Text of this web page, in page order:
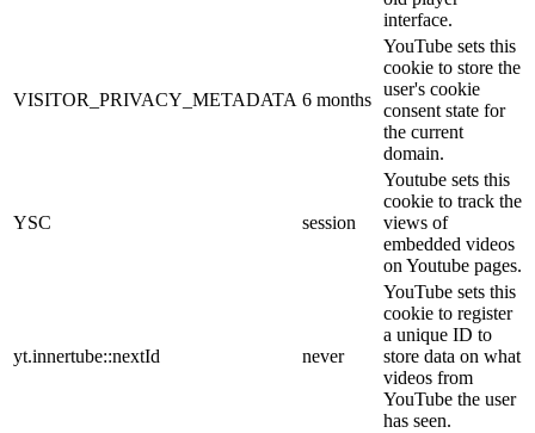
interface.
VISITOR_PRIVACY_METADATA 6 months
YouTube sets this
cookie to store the
user's cookie
consent state for
the current
domain.
YSC session
Youtube sets this
cookie to track the
views of
embedded videos
on Youtube pages.
yt.innertube::nextId never
YouTube sets this
cookie to register
a unique ID to
store data on what
videos from
YouTube the user
has seen.